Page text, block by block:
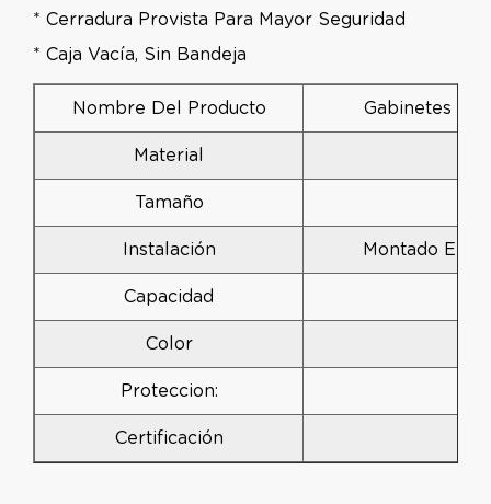
* Cerradura Provista Para Mayor Seguridad
* Caja Vacía, Sin Bandeja
Nombre Del Producto Gabinetes De
Material
Tamaño
Instalación Montado En
Capacidad
Color
Proteccion:
Certificación